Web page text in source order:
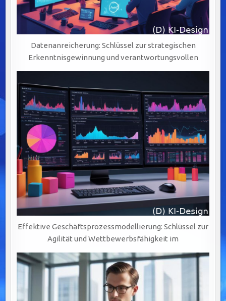
Datenanreicherung: Schlüssel zur strategischen
Erkenntnisgewinnung und verantwortungsvollen
Effektive Geschäftsprozessmodellierung: Schlüssel zur
Agilität und Wettbewerbsfähigkeit im